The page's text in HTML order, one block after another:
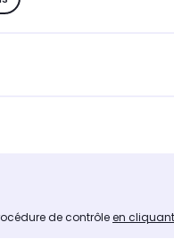
de contrôleen